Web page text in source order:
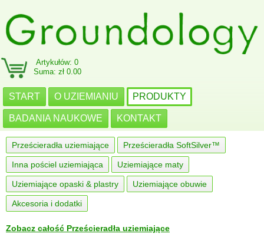
Artykułów: 0
Suma: zł 0.00
START O UZIEMIANIU PRODUKTY
BADANIA NAUKOWE KONTAKT
Prześcieradła uziemiające Prześcieradła SoftSilver™
Inna pościel uziemiająca Uziemiające maty
Uziemiające opaski & plastry Uziemiające obuwie
Akcesoria i dodatki
Zobacz całość Prześcieradła uziemiające